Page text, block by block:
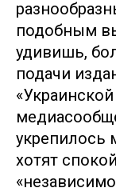
подобным
удивишь,
подачи
укрепилось
хотят